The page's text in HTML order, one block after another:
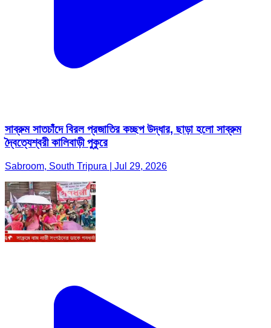
সাব্রুম সাতচাঁদে বিরল প্রজাতির কচ্ছপ উদ্ধার, ছাড়া হলো সাব্রুম
দ্বৈত্যেশ্বরী কালিবাড়ী পুকুরে
Sabroom, South Tripura | Jul 29, 2026